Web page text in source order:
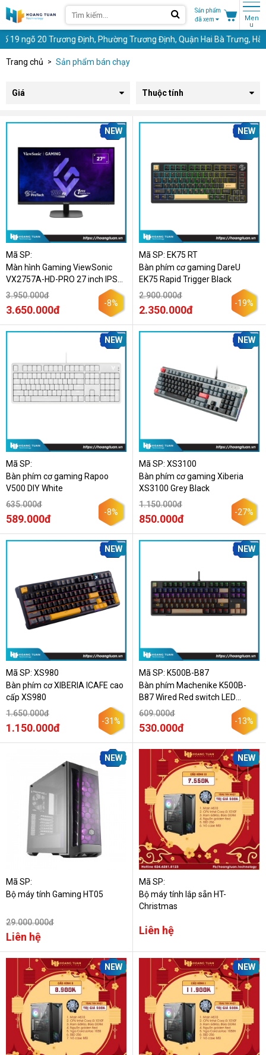
Sản phẩm
đã xem
Men
u
20 Trương Định, Phường Trương Định, Quận Hai Bà Trưng, Hà Nội -
Trang chủ Sản phẩm bán chạy
Giá Thuộc tính
NEW
Mã SP:
Màn hình Gaming ViewSonic
VX2757A-HD-PRO 27 inch IPS
FHD 180Hz 1ms
3.950.000đ
3.650.000đ
-8%
NEW
Mã SP: EK75 RT
Bàn phím cơ gaming DareU
EK75 Rapid Trigger Black
2.900.000đ
2.350.000đ
-19%
NEW
Mã SP:
Bàn phím cơ gaming Rapoo
V500 DIY White
635.000đ
589.000đ
-8%
NEW
Mã SP: XS3100
Bàn phím cơ gaming Xiberia
XS3100 Grey Black
1.150.000đ
850.000đ
-27%
NEW
Mã SP: XS980
Bàn phím cơ XIBERIA ICAFE cao
cấp XS980
1.650.000đ
1.150.000đ
-31%
NEW
Mã SP: K500B-B87
Bàn phím Machenike K500B-
B87 Wired Red switch LED
Backlit Black
609.000đ
530.000đ
-13%
NEW
Mã SP:
Bộ máy tính Gaming HT05
29.000.000đ
Liên hệ
NEW
Mã SP:
Bộ máy tính lắp sẵn HT-
Christmas
Liên hệ
NEW NEW